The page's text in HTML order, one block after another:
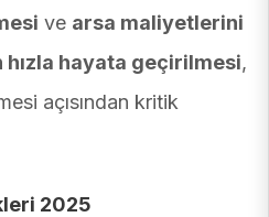
ve arsa maliyetlerini
hayata geçirilmesi,
açısından kritik
2025